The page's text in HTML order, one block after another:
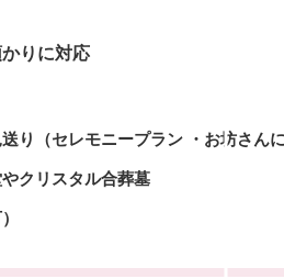
りに対応
り（セレモニープラン ・お坊さん
クリスタル合葬墓